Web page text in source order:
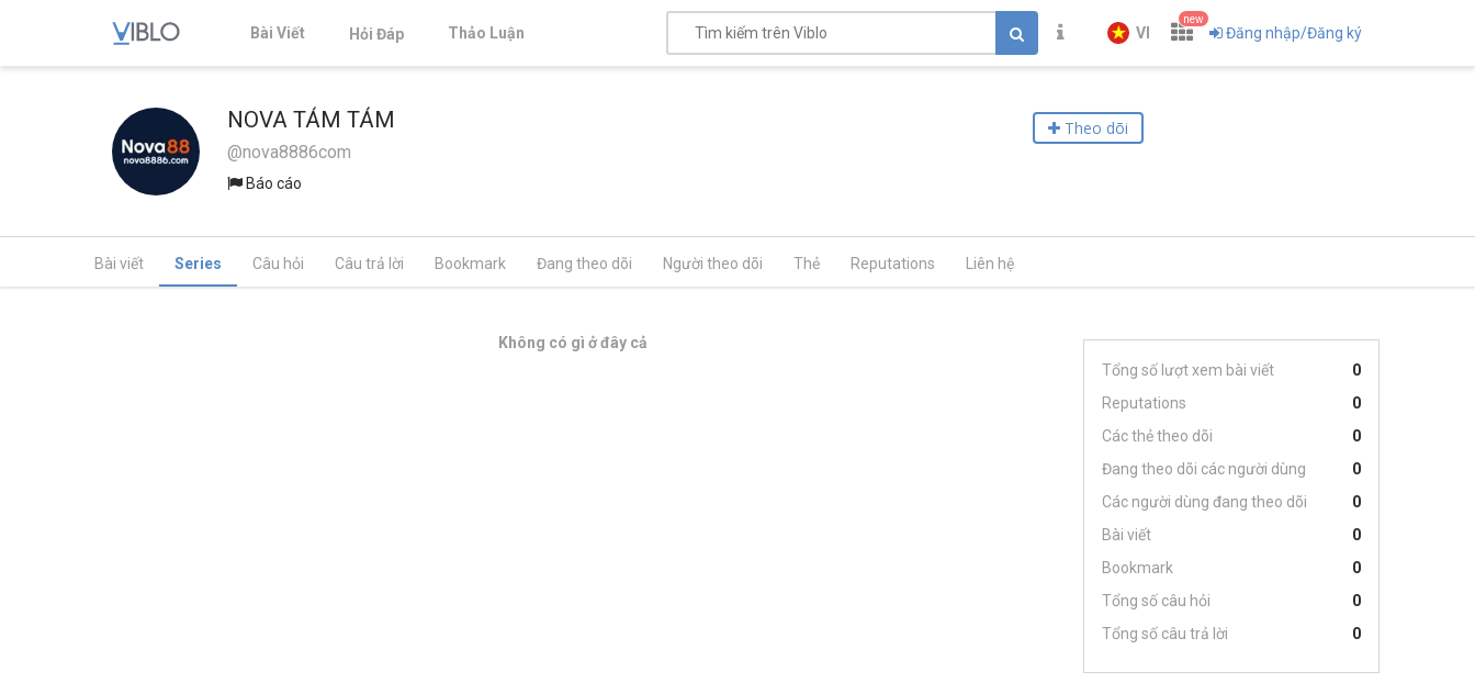
Bài Viết Hỏi Đáp Thảo Luận VI
new
Đăng nhập/Đăng ký
NOVA TÁM TÁM
@nova8886com
Báo cáo
Theo dõi
Bài viết Series Câu hỏi Câu trả lời Bookmark Đang theo dõi Người theo dõi Thẻ Reputations Liên hệ
Không có gì ở đây cả
Tổng số lượt xem bài viết
0
Reputations
0
Các thẻ theo dõi
0
Đang theo dõi các người dùng
0
Các người dùng đang theo dõi
0
Bài viết
0
Bookmark
0
Tổng số câu hỏi
0
Tổng số câu trả lời
0